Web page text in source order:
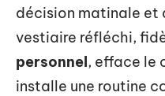
décision matinale et
vestiaire réfléchi,
personnel, efface le
installe une routine